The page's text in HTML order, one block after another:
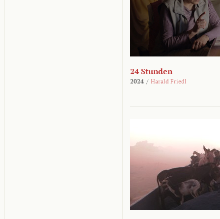
24 Stunden
2024 / Harald Friedl